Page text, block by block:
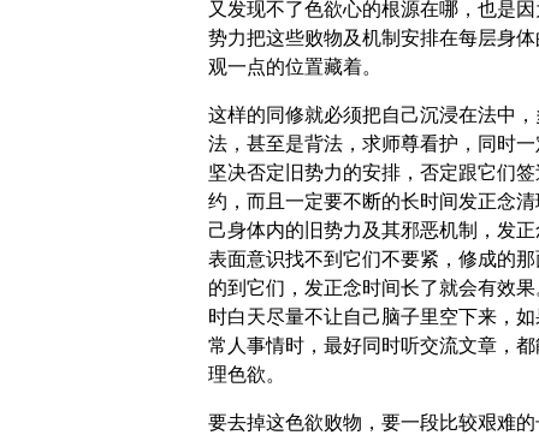
又发现不了色欲心的根源在哪，也是
势力把这些败物及机制安排在每层身体
观一点的位置藏着。
这样的同修就必须把自己沉浸在法中，
法，甚至是背法，求师尊看护，同时一
坚决否定旧势力的安排，否定跟它们签
约，而且一定要不断的长时间发正念清
己身体内的旧势力及其邪恶机制，发正
表面意识找不到它们不要紧，修成的那
的到它们，发正念时间长了就会有效果
时白天尽量不让自己脑子里空下来，如
常人事情时，最好同时听交流文章，都
理色欲。
要去掉这色欲败物，要一段比较艰难的